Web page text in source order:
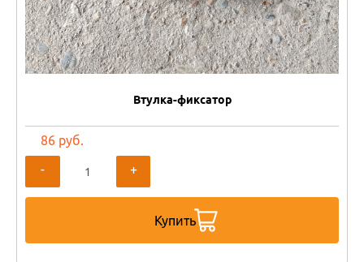
Втулка-фиксатор
86 руб.
-
+
Купить